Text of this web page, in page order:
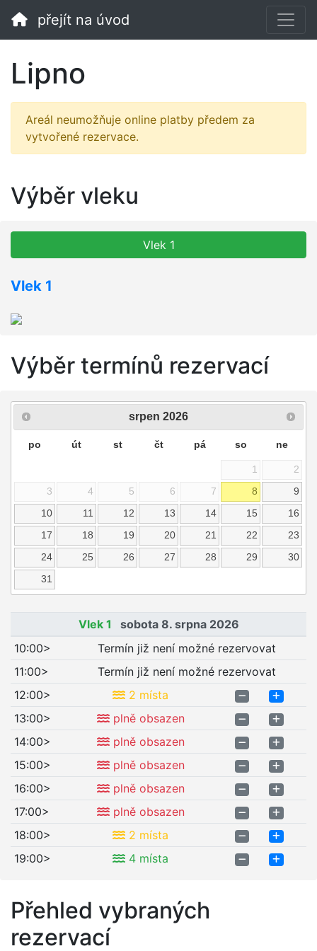
přejít na úvod
Lipno
Areál neumožňuje online platby předem za
vytvořené rezervace.
Výběr vleku
Vlek 1
Vlek 1
Výběr termínů rezervací
srpen 2026
po út st čt pá so ne
1
2
3
4 5 6 7 8
9
10
11 12 13 14 15
16
17
18 19 20 21 22
23
24
25 26 27 28 29
30
31
Vlek 1
sobota 8. srpna 2026
10:00>
Termín již není možné rezervovat
11:00>
Termín již není možné rezervovat
12:00>
2 místa
13:00>
plně obsazen
14:00>
plně obsazen
15:00>
plně obsazen
16:00>
plně obsazen
17:00>
plně obsazen
18:00>
2 místa
19:00>
4 místa
Přehled vybraných
rezervací